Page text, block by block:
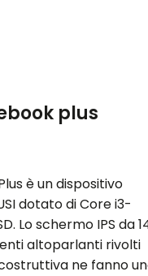
plus
è un dispositivo
dotato di Core i3-
Lo schermo IPS da
altoparlanti rivolti
ne fanno